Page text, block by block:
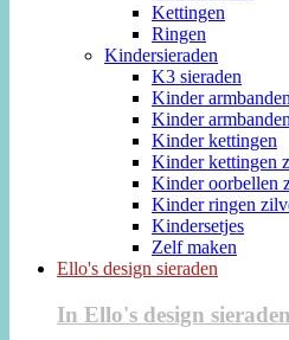
Kettingen
Ringen
Kindersieraden
K3 sieraden
Kinder armbanden
Kinder
Kinder kettingen
Kinder kettingen
Kinder oorbellen
Kinder ringen
Kindersetjes
Zelf maken
Ello's design sieraden
In Ello's design sieraden